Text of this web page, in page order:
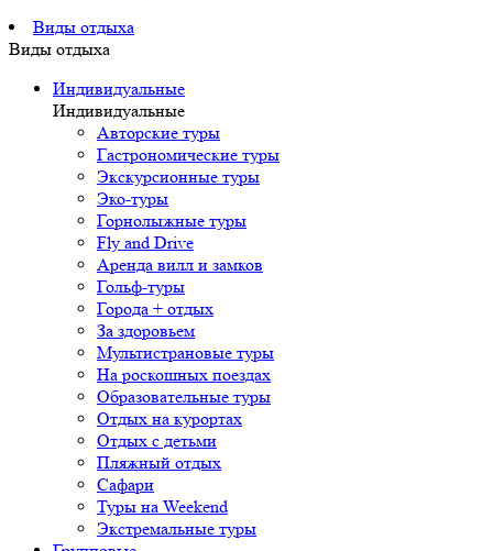
Виды отдыха
Виды отдыха
Индивидуальные
Индивидуальные
Авторские туры
Гастрономические туры
Экскурсионные туры
Эко-туры
Горнолыжные туры
Fly and Drive
Аренда вилл и замков
Гольф-туры
Города + отдых
За здоровьем
Мультистрановые туры
На роскошных поездах
Образовательные туры
Отдых на курортах
Отдых с детьми
Пляжный отдых
Сафари
Туры на Weekend
Экстремальные туры